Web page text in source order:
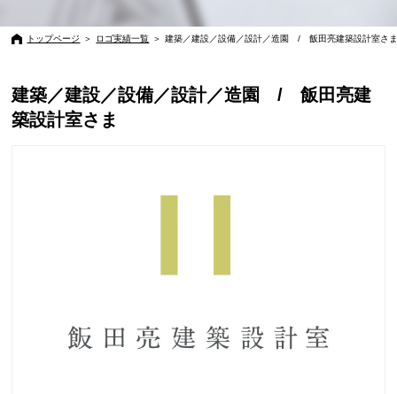
トップページ ＞ ロゴ実績一覧 ＞ 建築／建設／設備／設計／造園 / 飯田亮建築設計室さ
建築／建設／設備／設計／造園 / 飯田亮建
築設計室さま